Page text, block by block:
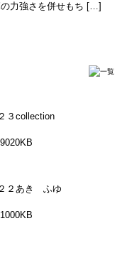
力強さを併せもち […]
３collection
２あき ふゆ